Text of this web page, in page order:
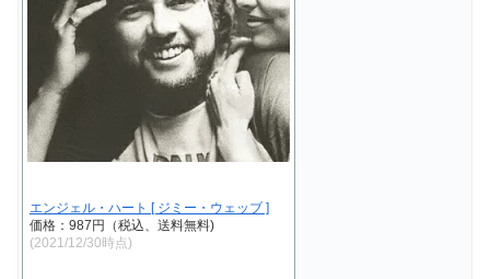
エンジェル・ハート [ ジミー・ウェッブ ]
価格：987円（税込、送料無料)
(2021/12/30時点)